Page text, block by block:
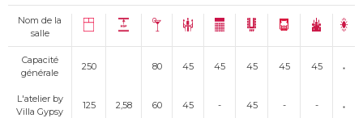
Nom de la
salle
Capacité
générale
250 80 45 45 45 45 45
L'atelier by
Villa Gypsy
125 2,58 60 45 - 45 - -